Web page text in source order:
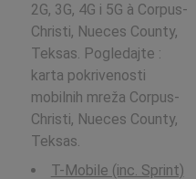
2G, 3G, 4G i 5G à Corpus-
Christi, Nueces County,
Teksas. Pogledajte :
karta pokrivenosti
mobilnih mreža Corpus-
Christi, Nueces County,
Teksas.
T-Mobile (inc. Sprint)